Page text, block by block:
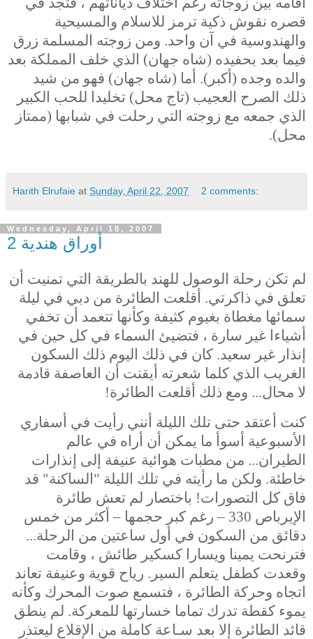
قصره نقوش ذكية ترمز للاسلام والمسيحية
والهندوسية في آن واحد. ومن زوجته المسلمة زرق
فيما بعد بحفيده (شاه جهان) الذي خلف المملكة بعد
والده وجده (أكبر). أما (شاه جهان) فهو من شيد
ذلك الصرح العجيب (تاج محل) تخليدا للحب الكبير
الذي جمعه مع زوجته التي رحلت في شبابها (ممتاز
محل).
Harith Elrufaie at Sunday, April 22, 2007 2 comments:
Wednesday, April 18, 2007
أوراق هندية 2
لم تكن رحلة الوصول للهند بالطريقة التي تمنيت أن
تعلق في ذاكرتي. أقلعت الطائرة من دبي في ليلة
سمائها مغطاة بغيوم كثيفة وكأنها تتعمد أن تخفي
أشياءا غير سارة ، فتضيئ السماء في كل حين في
إنذار غير سعيد. كان في ذلك اليوم ذلك السكون
الغريب الذي كلما شعرته أيقنت أن العاصفة قادمة
لا محال... ومع ذلك أقلعت الطائرة!
كنت أعتقد حتى تلك الليلة أنني رأيت في أسفاري
الأسبوعية أسوأ ما يمكن أن أراه في عالم
الطيران... من مطبات هوائية عنيفة إلى إنذارات
خاطئة. ولكن ما رأيته في تلك الليلة "الساكنة" قد
فاق كل التصورات! باختصار لم تعش طائرة
الإيرباص 330 – رغم كبر حجمها – أكثر من خمس
دقائق من السكون في أول ساعتين من الرحلة...
فترنحت يمينا ويسارا كسكير طائش ، وقامت
وقعدت كطفل يتعلم السير. رياح قوية وعنيفة تعاند
اتجاه وحركة الطائرة ، فتسمع صوت المحرك وكأنه
يموء كقطة تدرك تماما خسارتها للمعركة. لم ينطق
قائد الطائرة إلا بعد سـاعة كاملة من الإقلاع ليعتذر